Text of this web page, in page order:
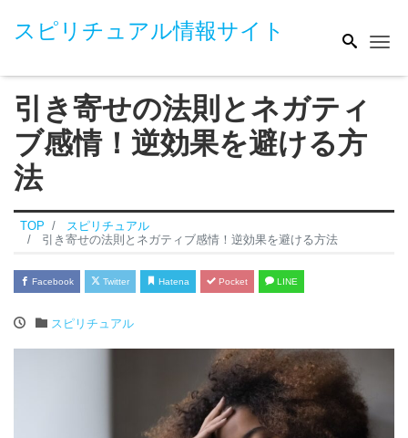
スピリチュアル情報サイト
引き寄せの法則とネガティ
ブ感情！逆効果を避ける方
法
TOP
スピリチュアル
引き寄せの法則とネガティブ感情！逆効果を避ける方法
Facebook Twitter Hatena Pocket LINE
スピリチュアル